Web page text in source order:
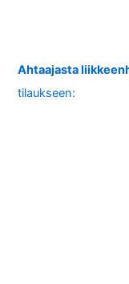
Ahtaajasta
tilaukseen: